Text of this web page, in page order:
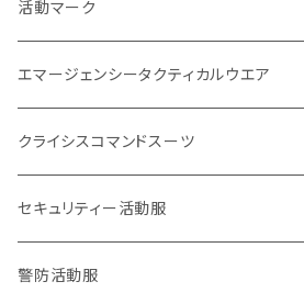
企画室
身分証
オフィシャル
1点もの
活動マーク
POLICE EYE
災害事案別
2017九州北部豪雨
2018西日本豪雨
チャリティマーク
KOKONI KITE
活動マーク
トレードマーク
ロイヤリティマーク
通信系
操作・資格・技術・技能系
エマージェンシータクティカルウエア
クライシスコマンドスーツ
セキュリティー活動服
警防活動服